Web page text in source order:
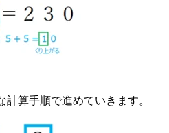
算手順で進めていきます。